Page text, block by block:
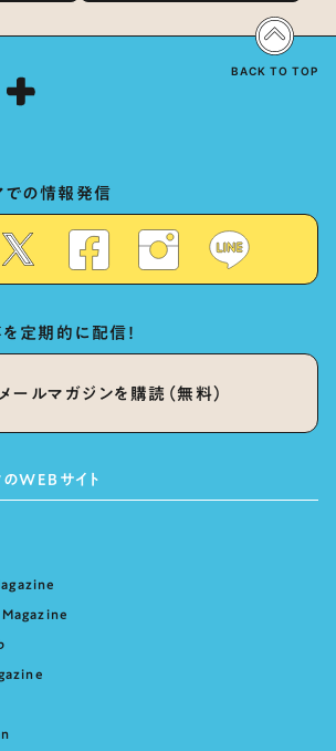
Vocal Expression Lies in “Love
for the singing characters” and
での情報発信
定期的に配信！
メールマガジンを購読（無料）
のWEBサイト
BACK TO TOP